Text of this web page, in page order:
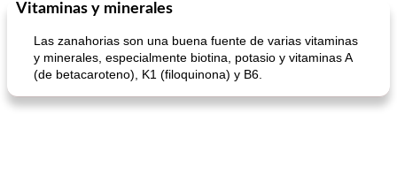
80min
Sopas, Guisos Y Chili
Vitaminas y minerales
Las zanahorias son una buena fuente de varias vitaminas
y minerales, especialmente biotina, potasio y vitaminas A
(de betacaroteno), K1 (filoquinona) y B6.